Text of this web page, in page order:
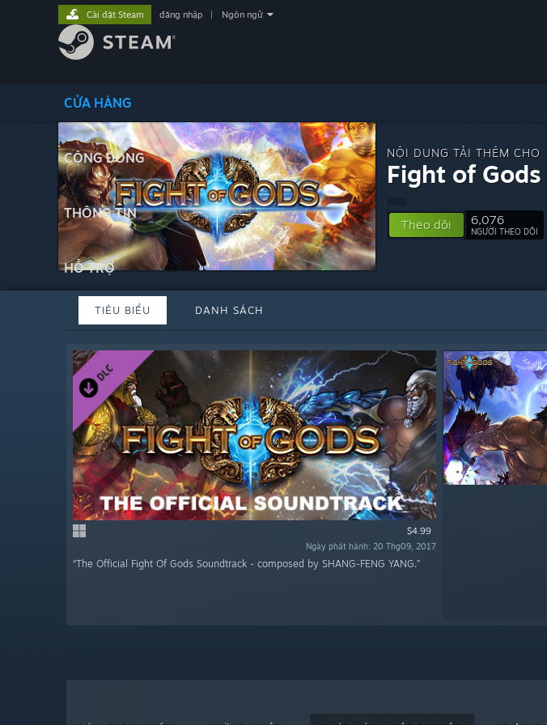
CỬA HÀNG
CỘNG ĐỒNG
THÔNG TIN
HỖ TRỢ
Cài đặt Steam đăng nhập Ngôn ngữ
NỘI DUNG TẢI THÊM CHO
Fight of Gods
Theo dõi 6,076
NGƯỜI THEO DÕI
TIÊU BIỂU DANH SÁCH
$4.99
Ngày phát hành: 20 Thg09, 2017
“The Official Fight Of Gods Soundtrack - composed by SHANG-FENG YANG.”